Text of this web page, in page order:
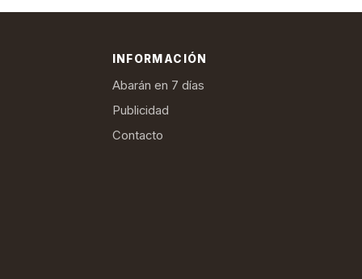
INFORMACIÓN
Abarán en 7 días
Publicidad
Contacto